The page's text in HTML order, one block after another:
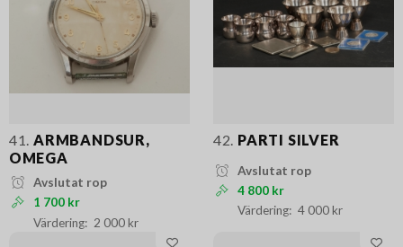
41. ARMBANDSUR,
OMEGA
Avslutat rop
1 700 kr
2 000 kr
42. PARTI SILVER
Avslutat rop
4 800 kr
4 000 kr